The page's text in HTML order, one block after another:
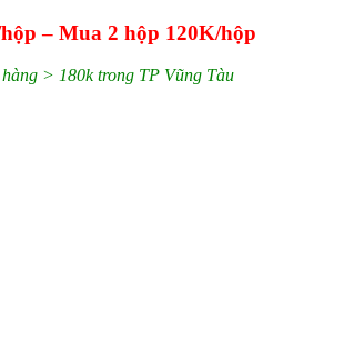
– Mua 2 hộp 120K/hộp
> 180k trong TP Vũng Tàu